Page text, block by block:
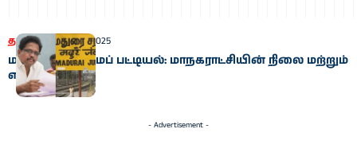
தமிழகம் July 19, 2025
மதுரை தூய்மைப் பட்டியல்: மாநகராட்சியின் நிலை மற்றும்
எதிர்காலம்
- Advertisement -